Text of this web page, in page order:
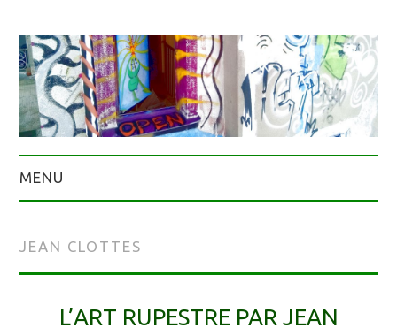
MENU
JEAN CLOTTES
L’ART RUPESTRE PAR JEAN